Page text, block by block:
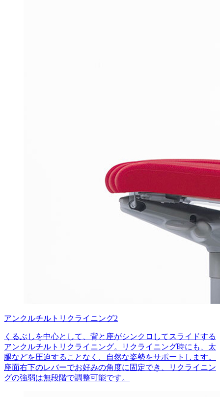
アンクルチルトリクライニング2
くるぶしを中心として、背と座がシンクロしてスライドする
アンクルチルトリクライニング。リクライニング時にも、太
腿などを圧迫することなく、自然な姿勢をサポートします。
座面右下のレバーでお好みの角度に固定でき、リクライニン
グの強弱は無段階で調整可能です。